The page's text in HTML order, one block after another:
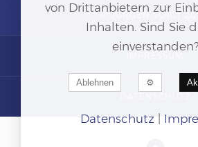
© JÜRGEN VOIGT
von Drittanbietern zur
Inhalten. Sind Sie
einverstanden?
Ablehnen
Datenschutz